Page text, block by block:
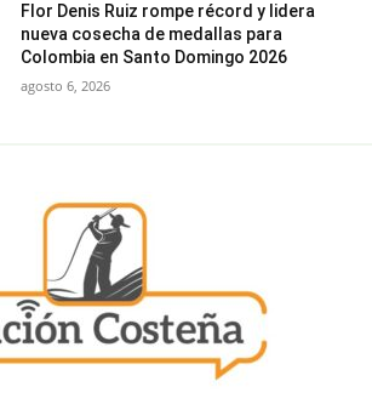
Flor Denis Ruiz rompe récord y lidera
nueva cosecha de medallas para
Colombia en Santo Domingo 2026
agosto 6, 2026